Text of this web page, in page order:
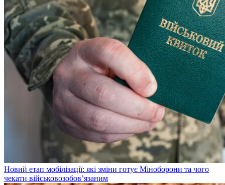
Новий етап мобілізації: які зміни готує Міноборони та чого
чекати військовозобов’язаним